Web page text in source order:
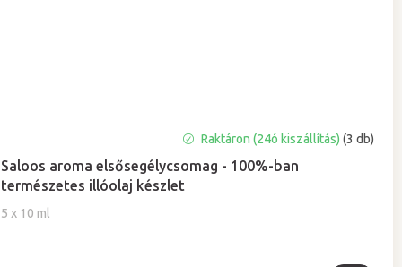
Saloos aroma elsősegélycsomag - 100%-ban
természetes illóolaj készlet
5 x 10 ml
termék
átlagos
értékelése
5-
Raktáron (24ó kiszállítás)(3 db)